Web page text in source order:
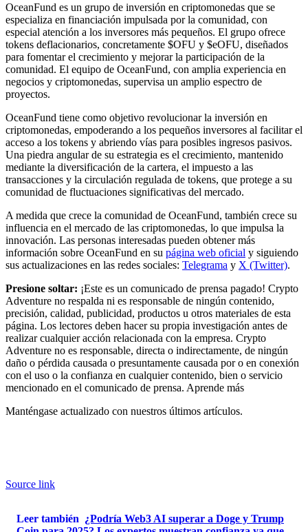
OceanFund es un grupo de inversión en criptomonedas que se
especializa en financiación impulsada por la comunidad, con
especial atención a los inversores más pequeños. El grupo ofrece
tokens deflacionarios, concretamente $OFU y $eOFU, diseñados
para fomentar el crecimiento y mejorar la participación de la
comunidad. El equipo de OceanFund, con amplia experiencia en
negocios y criptomonedas, supervisa un amplio espectro de
proyectos.
OceanFund tiene como objetivo revolucionar la inversión en
criptomonedas, empoderando a los pequeños inversores al facilitar el
acceso a los tokens y abriendo vías para posibles ingresos pasivos.
Una piedra angular de su estrategia es el crecimiento, mantenido
mediante la diversificación de la cartera, el impuesto a las
transacciones y la circulación regulada de tokens, que protege a su
comunidad de fluctuaciones significativas del mercado.
A medida que crece la comunidad de OceanFund, también crece su
influencia en el mercado de las criptomonedas, lo que impulsa la
innovación. Las personas interesadas pueden obtener más
información sobre OceanFund en su página web oficial y siguiendo
sus actualizaciones en las redes sociales: Telegrama y X (Twitter).
Presione soltar: ¡Este es un comunicado de prensa pagado! Crypto
Adventure no respalda ni es responsable de ningún contenido,
precisión, calidad, publicidad, productos u otros materiales de esta
página. Los lectores deben hacer su propia investigación antes de
realizar cualquier acción relacionada con la empresa. Crypto
Adventure no es responsable, directa o indirectamente, de ningún
daño o pérdida causada o presuntamente causada por o en conexión
con el uso o la confianza en cualquier contenido, bien o servicio
mencionado en el comunicado de prensa. Aprende más
Manténgase actualizado con nuestros últimos artículos.
Source link
Leer también ¿Podría Web3 AI superar a Doge y Trump